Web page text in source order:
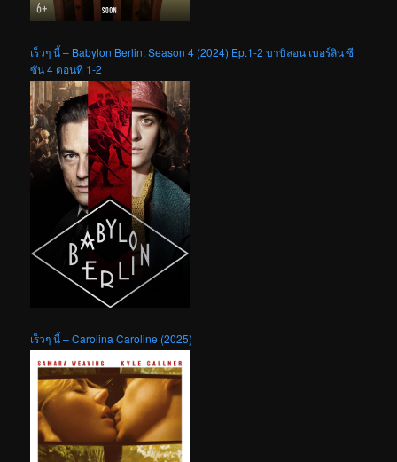
เร็วๆ นี้ – Babylon Berlin: Season 4 (2024) Ep.1-2 บาบิลอน เบอร์ลิน ซี
ซัน 4 ตอนที่ 1-2
เร็วๆ นี้ – Carolina Caroline (2025)